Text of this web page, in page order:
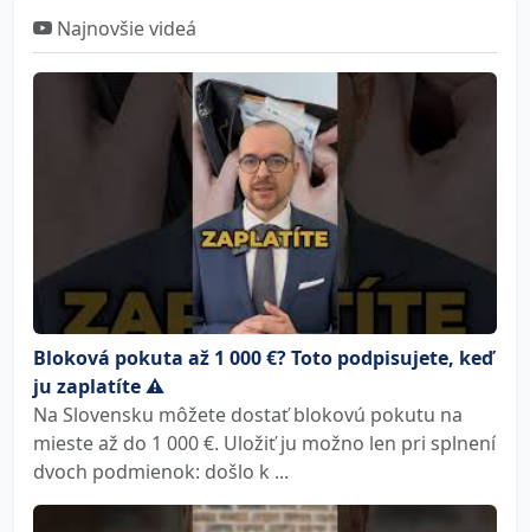
Najnovšie videá
Bloková pokuta až 1 000 €? Toto podpisujete, keď
ju zaplatíte ⚠️
Na Slovensku môžete dostať blokovú pokutu na
mieste až do 1 000 €. Uložiť ju možno len pri splnení
dvoch podmienok: došlo k ...